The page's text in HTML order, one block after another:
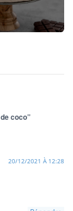
coco”
20/12/2021 À 12:28